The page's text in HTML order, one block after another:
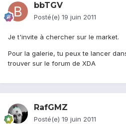
bbTGV
Posté(e) 19 juin 2011
Je t'invite à chercher sur le market.
Pour la galerie, tu peux te lancer
trouver sur le forum de XDA
RafGMZ
Posté(e) 19 juin 2011